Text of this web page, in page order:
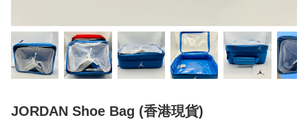
JORDAN Shoe Bag (香港現貨)